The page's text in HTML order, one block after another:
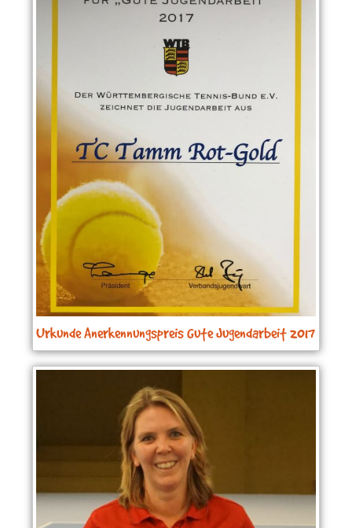
Urkunde Anerkennungspreis Gute Jugendarbeit 2017